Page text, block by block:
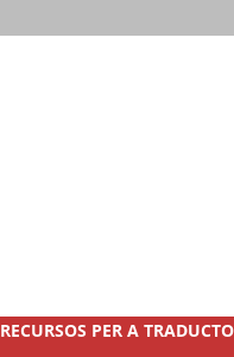
RECURSOS PER A